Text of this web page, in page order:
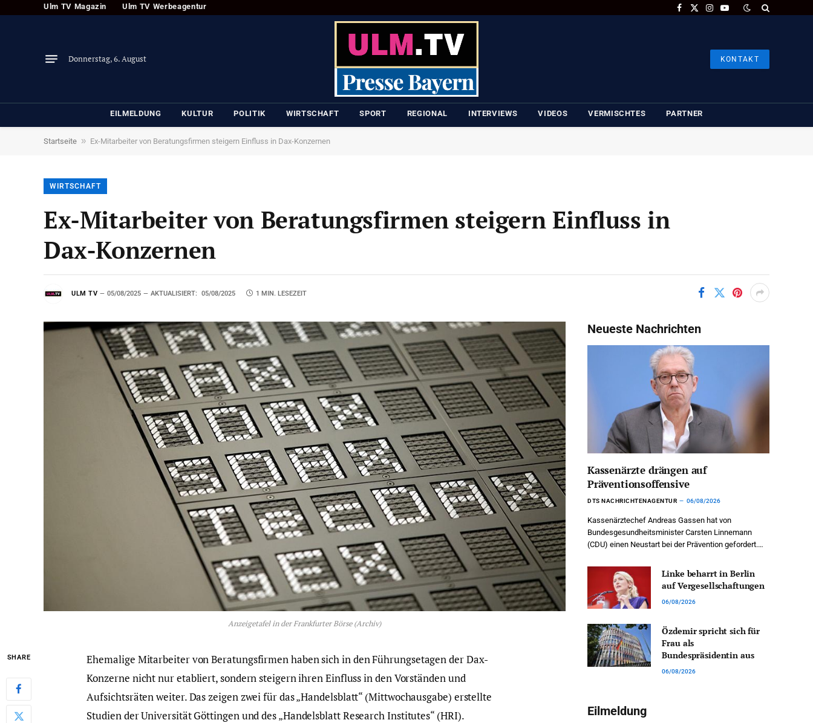
Ulm TV Magazin Ulm TV Werbeagentur
Facebook
X
Instagram
YouTube
Donnerstag, 6. August KONTAKT
EILMELDUNG KULTUR POLITIK WIRTSCHAFT SPORT REGIONAL INTERVIEWS VIDEOS VERMISCHTES PARTNER
Startseite » Ex-Mitarbeiter von Beratungsfirmen steigern Einfluss in Dax-Konzernen
WIRTSCHAFT
Ex-Mitarbeiter von Beratungsfirmen steigern Einfluss in
Dax-Konzernen
ULM TV 05/08/2025 AKTUALISIERT: 05/08/2025 1 MIN. LESEZEIT
Anzeigetafel in der Frankfurter Börse (Archiv)
SHARE
Ehemalige Mitarbeiter von Beratungsfirmen haben sich in den Führungsetagen der Dax-
Konzerne nicht nur etabliert, sondern steigern ihren Einfluss in den Vorständen und
Aufsichtsräten weiter. Das zeigen zwei für das „Handelsblatt“ (Mittwochausgabe) erstellte
Studien der Universität Göttingen und des „Handelsblatt Research Institutes“ (HRI).
Neueste Nachrichten
Kassenärzte drängen auf
Präventionsoffensive
DTS NACHRICHTENAGENTUR 06/08/2026
Kassenärztechef Andreas Gassen hat von
Bundesgesundheitsminister Carsten Linnemann
(CDU) einen Neustart bei der Prävention gefordert.…
Linke beharrt in Berlin
auf Vergesellschaftungen
06/08/2026
Özdemir spricht sich für
Frau als
Bundespräsidentin aus
06/08/2026
Eilmeldung